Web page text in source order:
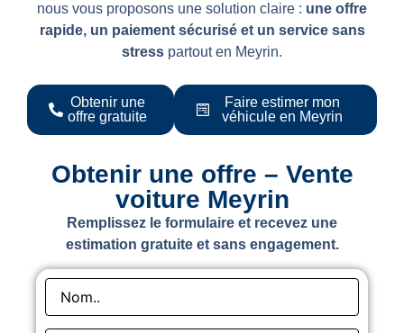
nous vous proposons une solution claire : une offre
rapide, un paiement sécurisé et un service sans
stress partout en Meyrin.
Obtenir une
offre gratuite
Faire estimer mon
véhicule en Meyrin
Obtenir une offre – Vente
voiture Meyrin
Remplissez le formulaire et recevez une
estimation gratuite et sans engagement.